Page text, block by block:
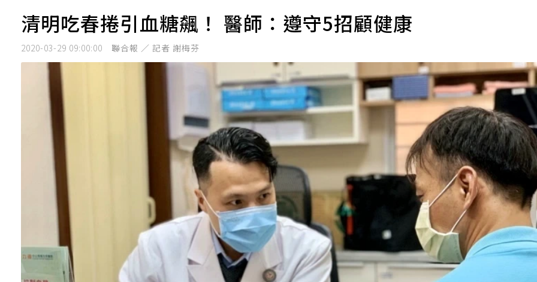
清明吃春捲引血糖飆！ 醫師：遵守5招顧健康
2020-03-29 09:00:00 聯合報 ／ 記者 謝梅芬